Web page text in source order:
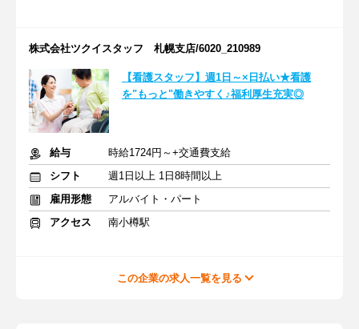
株式会社ツクイスタッフ 札幌支店/6020_210989
【看護スタッフ】週1日～×日払い★看護
を"もっと"働きやすく♪福利厚生充実◎
給与
時給1724円～+交通費支給
シフト
週1日以上 1日8時間以上
雇用形態
アルバイト・パート
アクセス
南小樽駅
この企業の求人一覧を見る